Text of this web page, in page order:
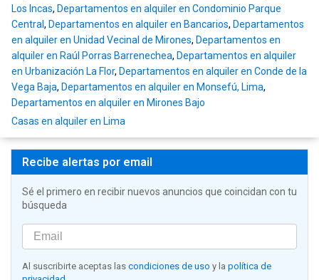
Los Incas, Departamentos en alquiler en Condominio Parque
Central, Departamentos en alquiler en Bancarios, Departamentos
en alquiler en Unidad Vecinal de Mirones, Departamentos en
alquiler en Raúl Porras Barrenechea, Departamentos en alquiler
en Urbanización La Flor, Departamentos en alquiler en Conde de la
Vega Baja, Departamentos en alquiler en Monsefú, Lima,
Departamentos en alquiler en Mirones Bajo
Casas en alquiler en Lima
Recibe alertas por email
Sé el primero en recibir nuevos anuncios que coincidan con tu
búsqueda
Al suscribirte aceptas las condiciones de uso y la política de